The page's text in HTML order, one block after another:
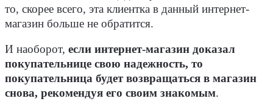
то, скорее всего, эта клиентка в данный интернет-
магазин больше не обратится.
И наоборот, если интернет-магазин доказал
покупательнице свою надежность, то
покупательница будет возвращаться в магазин
снова, рекомендуя его своим знакомым.